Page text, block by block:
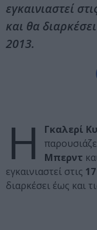
εγκαινιαστεί
και θα
2013.
Η Γκαλερί
Μπερντ
εγκαινιαστεί στις
διαρκέσει έως και